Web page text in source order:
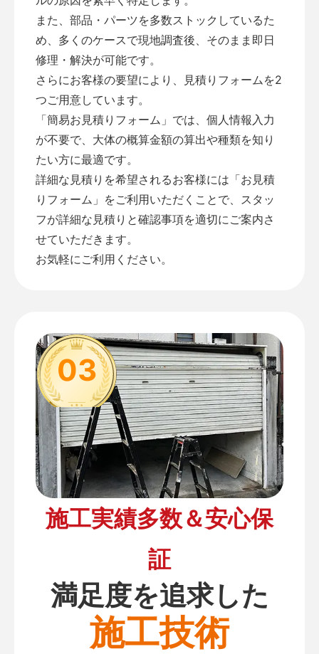
また、部品・パーツを多数ストックしているた
め、多くのケースで現地調査後、そのまま即日
修理・解決が可能です。
さらにお客様の要望により、見積りフォームを2
つご用意しています。
「簡易お見積りフォーム 」では、個人情報入力
が不要で、大体の概算金額の算出や種類を知り
たい方に最適です。
詳細な見積りを希望されるお客様には「お見積
りフォーム 」をご利用いただくことで、スタッ
フが詳細な見積りと確認事項を適切にご案内さ
せていただきます。
お気軽にご利用ください。
03
施工実績多数＆安心保
証
満足度を追求した
施工技術